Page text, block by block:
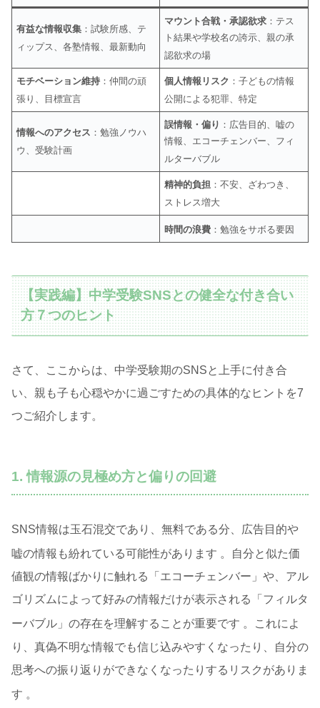
有益な情報収集 ：試験所感、テ
ィップス、各塾情報、最新動向
マウント合戦・承認欲求 ：テス
ト結果や学校名の誇示、親の承
認欲求の場
モチベーション維持 ：仲間の頑
張り、目標宣言
個人情報リスク ：子どもの情報
公開による犯罪、特定
情報へのアクセス ：勉強ノウハ
ウ、受験計画
誤情報・偏り ：広告目的、嘘の
情報、エコーチェンバー、フィ
ルターバブル
精神的負担 ：不安、ざわつき、
ストレス増大
時間の浪費 ：勉強をサボる要因
【実践編】中学受験SNSとの健全な付き合い
方７つのヒント
さて、ここからは、中学受験期のSNSと上手に付き合
い、親も子も心穏やかに過ごすための具体的なヒントを7
つご紹介します。
1. 情報源の見極め方と偏りの回避
SNS情報は玉石混交であり、無料である分、広告目的や
嘘の情報も紛れている可能性があります 。自分と似た価
値観の情報ばかりに触れる「エコーチェンバー」や、アル
ゴリズムによって好みの情報だけが表示される「フィルタ
ーバブル」の存在を理解することが重要です 。これによ
り、真偽不明な情報でも信じ込みやすくなったり、自分の
思考への振り返りができなくなったりするリスクがありま
す 。